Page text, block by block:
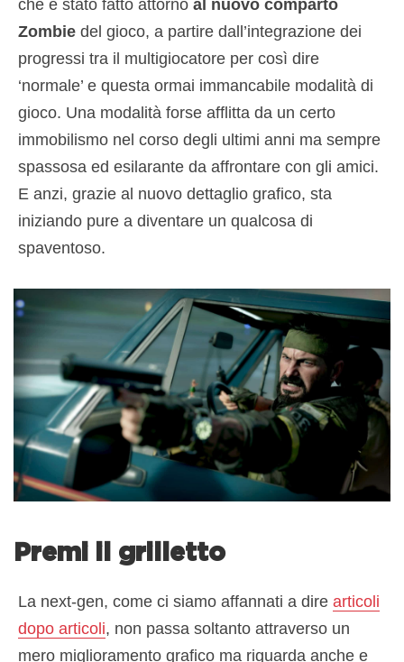
che è stato fatto attorno al nuovo comparto
Zombie del gioco, a partire dall’integrazione dei
progressi tra il multigiocatore per così dire
‘normale’ e questa ormai immancabile modalità di
gioco. Una modalità forse afflitta da un certo
immobilismo nel corso degli ultimi anni ma sempre
spassosa ed esilarante da affrontare con gli amici.
E anzi, grazie al nuovo dettaglio grafico, sta
iniziando pure a diventare un qualcosa di
spaventoso.
Premi il grilletto
La next-gen, come ci siamo affannati a dire articoli
dopo articoli, non passa soltanto attraverso un
mero miglioramento grafico ma riguarda anche e